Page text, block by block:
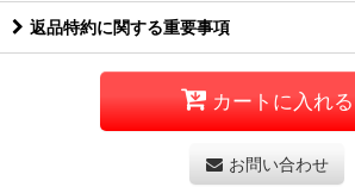
返品特約に関する重要事項
カートに入れる
お問い合わせ